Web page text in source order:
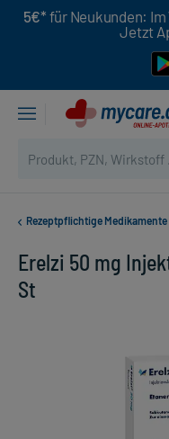
5€* für Neukunden: Im
Jetzt
Rezeptpflichtige Medikamente
Erelzi 50 mg
St